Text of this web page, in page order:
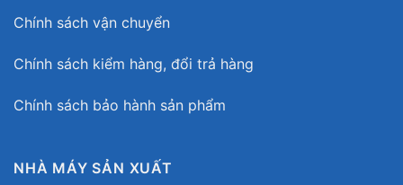
Chính sách vận chuyển
Chính sách kiểm hàng, đổi trả hàng
Chính sách bảo hành sản phẩm
NHÀ MÁY SẢN XUẤT